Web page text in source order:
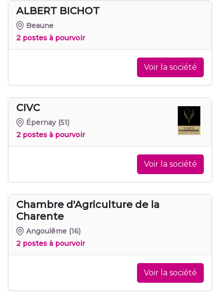
ALBERT BICHOT
Beaune
2 postes à pourvoir
Voir la société
CIVC
Épernay (51)
2 postes à pourvoir
Voir la société
Chambre d'Agriculture de la
Charente
Angoulême (16)
2 postes à pourvoir
Voir la société